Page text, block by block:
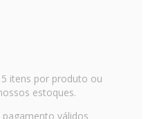
itens por produto ou
estoques.
válidos